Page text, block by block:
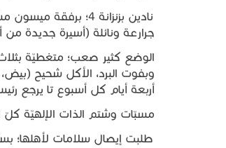
جرارعة ونائلة (أسيرة جديدة من
الوضع كثير صعب؛ متغطيّة
وبفوت البرد، الأكل شحيح (بيض،
أربعة أيام كل أسبوع تا يرجع
مسبّات وشتم الذات الإلهيّة كلّ
طلبت إيصال سلامات لأهلها؛